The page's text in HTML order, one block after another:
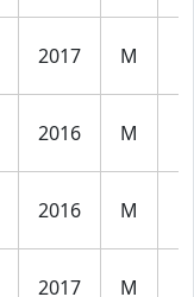
2017 M
2016 M
2016 M
2017 M